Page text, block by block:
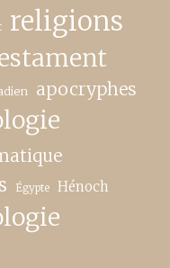
religions
apocryphes
Égypte Hénoch